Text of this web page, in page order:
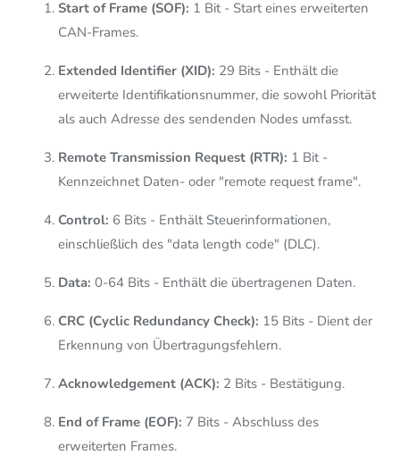
Start of Frame (SOF): 1 Bit - Start eines erweiterten
CAN-Frames.
Extended Identifier (XID): 29 Bits - Enthält die
erweiterte Identifikationsnummer, die sowohl Priorität
als auch Adresse des sendenden Nodes umfasst.
Remote Transmission Request (RTR): 1 Bit -
Kennzeichnet Daten- oder "remote request frame".
Control: 6 Bits - Enthält Steuerinformationen,
einschließlich des "data length code" (DLC).
Data: 0-64 Bits - Enthält die übertragenen Daten.
CRC (Cyclic Redundancy Check): 15 Bits - Dient der
Erkennung von Übertragungsfehlern.
Acknowledgement (ACK): 2 Bits - Bestätigung.
End of Frame (EOF): 7 Bits - Abschluss des
erweiterten Frames.